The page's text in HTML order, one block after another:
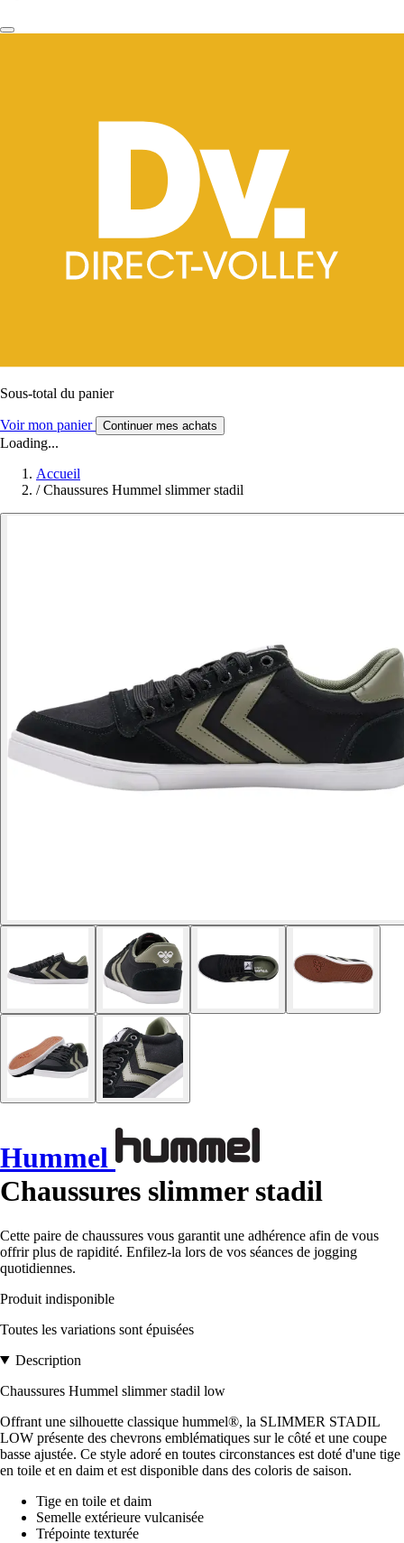
Sous-total du panier
Voir mon panier Continuer mes achats
Loading...
Accueil
/ Chaussures Hummel slimmer stadil
Hummel
Chaussures slimmer stadil
Cette paire de chaussures vous garantit une adhérence afin de vous
offrir plus de rapidité. Enfilez-la lors de vos séances de jogging
quotidiennes.
Produit indisponible
Toutes les variations sont épuisées
Description
Chaussures Hummel slimmer stadil low
Offrant une silhouette classique hummel®, la SLIMMER STADIL
LOW présente des chevrons emblématiques sur le côté et une coupe
basse ajustée. Ce style adoré en toutes circonstances est doté d'une tige
en toile et en daim et est disponible dans des coloris de saison.
Tige en toile et daim
Semelle extérieure vulcanisée
Trépointe texturée